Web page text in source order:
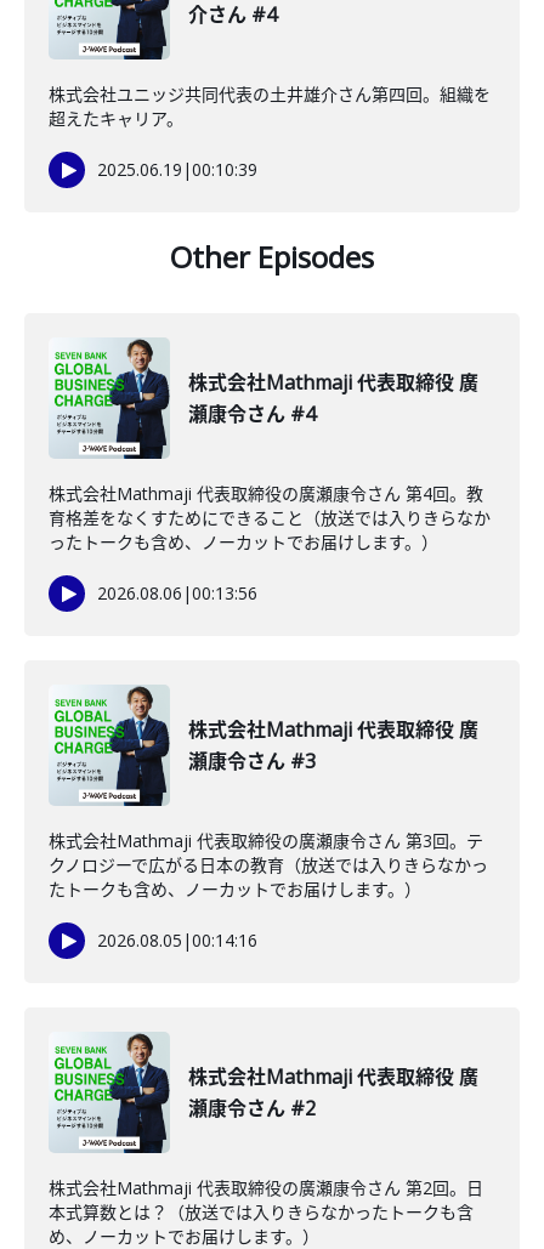
介さん #4
株式会社ユニッジ共同代表の土井雄介さん第四回。組織を
超えたキャリア。
2025.06.19 |00:10:39
Other Episodes
株式会社Mathmaji 代表取締役 廣
瀬康令さん #4
株式会社Mathmaji 代表取締役の廣瀬康令さん 第4回。教
育格差をなくすためにできること（放送では入りきらなか
ったトークも含め、ノーカットでお届けします。）
2026.08.06 |00:13:56
株式会社Mathmaji 代表取締役 廣
瀬康令さん #3
株式会社Mathmaji 代表取締役の廣瀬康令さん 第3回。テ
クノロジーで広がる日本の教育（放送では入りきらなかっ
たトークも含め、ノーカットでお届けします。）
2026.08.05 |00:14:16
株式会社Mathmaji 代表取締役 廣
瀬康令さん #2
株式会社Mathmaji 代表取締役の廣瀬康令さん 第2回。日
本式算数とは？（放送では入りきらなかったトークも含
め、ノーカットでお届けします。）